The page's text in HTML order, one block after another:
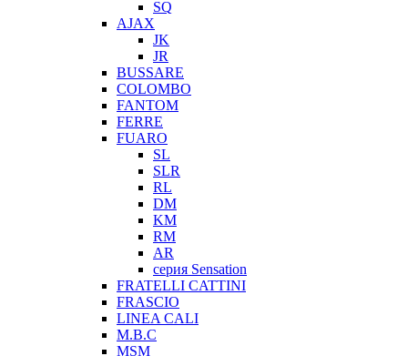
SQ
AJAX
JK
JR
BUSSARE
COLOMBO
FANTOM
FERRE
FUARO
SL
SLR
RL
DM
KM
RM
AR
серия Sensation
FRATELLI CATTINI
FRASCIO
LINEA CALI
M.B.C
MSM